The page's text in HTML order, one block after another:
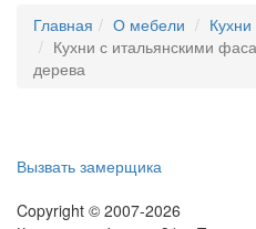
Главная О мебели
Кухни
Кухни с итальянскими
дерева
Вызвать замерщика
Copyright © 2007-2026